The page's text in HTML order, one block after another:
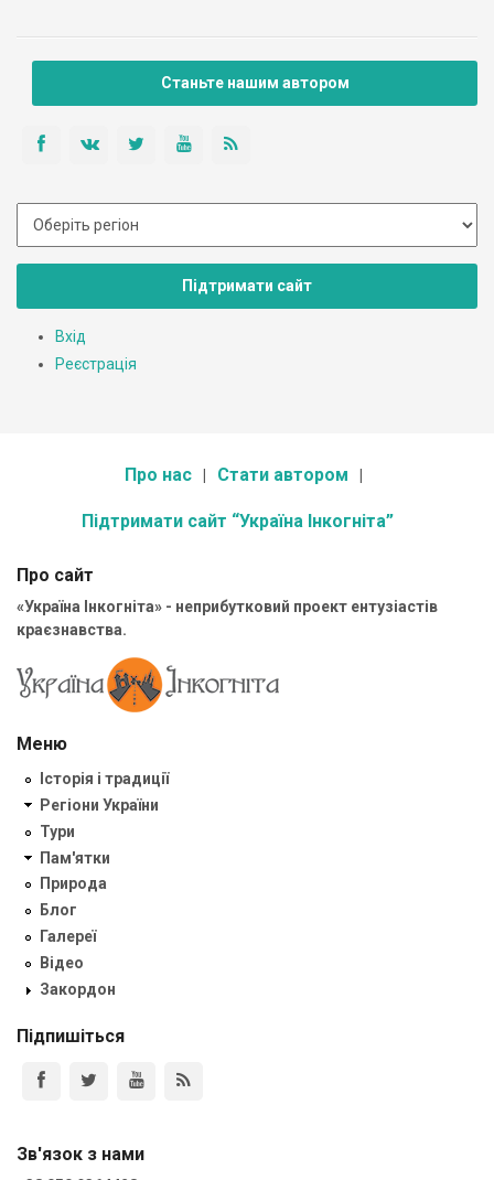
Станьте нашим автором
Підтримати сайт
Вхід
Реєстрація
Про нас Стати автором
Підтримати сайт “Україна Інкогніта”
Про сайт
«Україна Інкогніта» - неприбутковий проект ентузіастів
краєзнавства.
Меню
Історія і традиції
Регіони України
Тури
Пам'ятки
Природа
Блог
Галереї
Відео
Закордон
Підпишіться
Зв'язок з нами